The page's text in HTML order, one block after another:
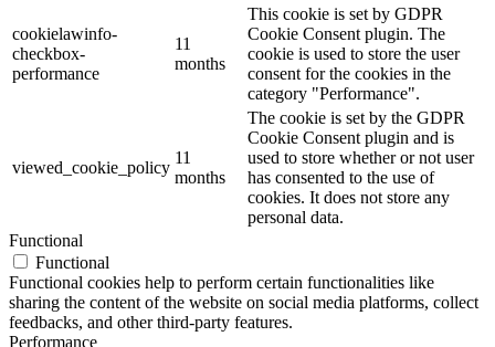
cookielawinfo-
checkbox-
performance
11
months
This cookie is set by GDPR
Cookie Consent plugin. The
cookie is used to store the user
consent for the cookies in the
category "Performance".
viewed_cookie_policy
11
months
The cookie is set by the GDPR
Cookie Consent plugin and is
used to store whether or not user
has consented to the use of
cookies. It does not store any
personal data.
Functional
Functional
Functional cookies help to perform certain functionalities like
sharing the content of the website on social media platforms, collect
feedbacks, and other third-party features.
Performance